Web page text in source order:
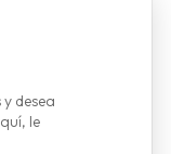
desea
le